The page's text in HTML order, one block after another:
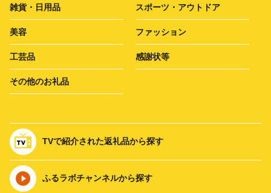
雑貨・日用品 スポーツ・アウトドア
美容 ファッション
工芸品 感謝状等
その他のお礼品
TVで紹介された返礼品から探す
ふるラボチャンネルから探す